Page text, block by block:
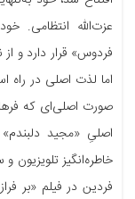
عزت‌الله انتظامی.
فردوس» قرار دارد و
اما لذت اصلی در راه
صورت اصلی‌ای که
اصلیِ «مجید
خاطره‌انگیز تلویزیون